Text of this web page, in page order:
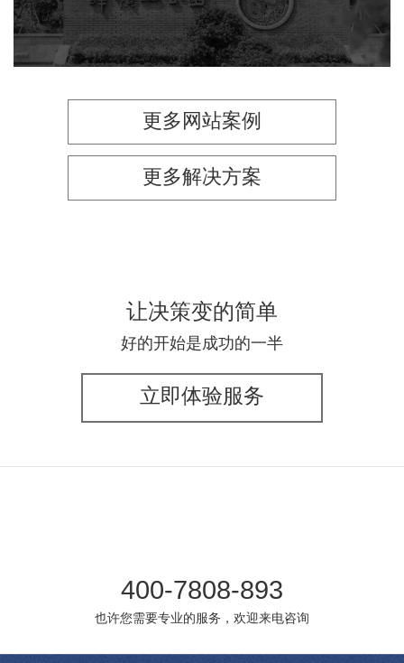
智能语音亭
更多网站案例
更多解决方案
让决策变的简单
好的开始是成功的一半
立即体验服务
400-7808-893
也许您需要专业的服务，欢迎来电咨询